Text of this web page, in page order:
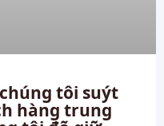
tôi suýt
hàng trung